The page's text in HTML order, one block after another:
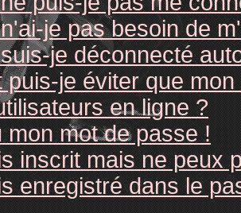
je pas besoin de
je déconnecté
puis-je éviter que
en ligne ?
mon mot de passe !
inscrit mais ne peux
enregistré dans le